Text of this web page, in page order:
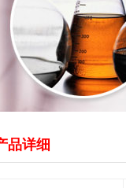
品详细